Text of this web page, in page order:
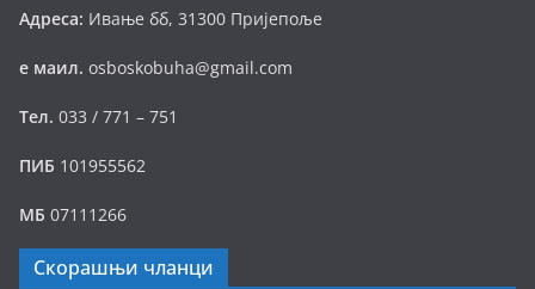
Адреса: Ивање бб, 31300 Пријепоље
е маил. osboskobuha@gmail.com
Тел. 033 / 771 – 751
ПИБ 101955562
МБ 07111266
Скорашњи чланци